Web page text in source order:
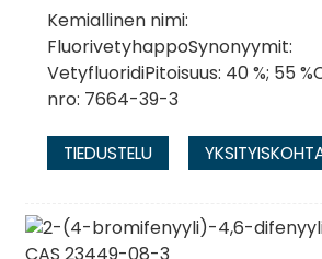
Kemiallinen nimi:
FluorivetyhappoSynonyymit:
VetyfluoridiPitoisuus: 40 %; 55
nro: 7664-39-3
TIEDUSTELU